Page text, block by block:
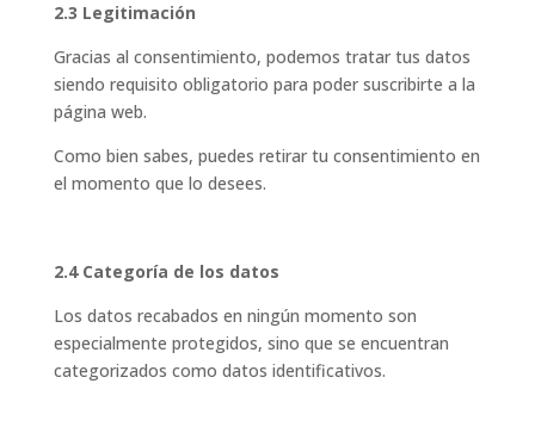
2.3 Legitimación
Gracias al consentimiento, podemos tratar tus datos
siendo requisito obligatorio para poder suscribirte a la
página web.
Como bien sabes, puedes retirar tu consentimiento en
el momento que lo desees.
2.4 Categoría de los datos
Los datos recabados en ningún momento son
especialmente protegidos, sino que se encuentran
categorizados como datos identificativos.